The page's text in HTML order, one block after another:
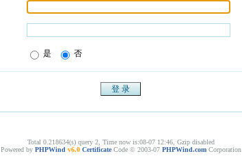
是 否
Total 0.218634(s) query 2, Time now is:08-07 12:46, Gzip disabled
Powered by PHPWind v6.0 Certificate Code © 2003-07 PHPWind.com Corporation